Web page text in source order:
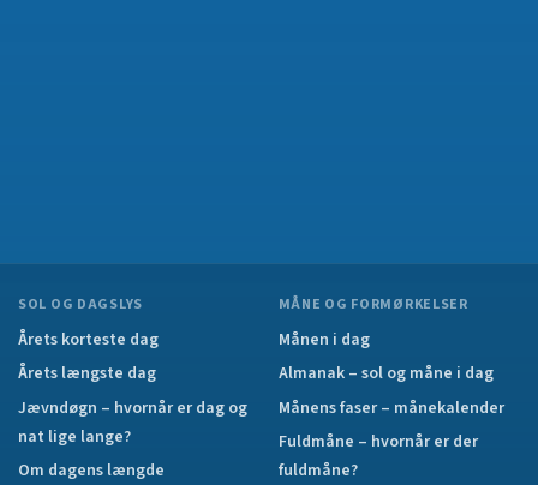
SOL OG DAGSLYS
Årets korteste dag
Årets længste dag
Jævndøgn – hvornår er dag og
nat lige lange?
Om dagens længde
MÅNE OG FORMØRKELSER
Månen i dag
Almanak – sol og måne i dag
Månens faser – månekalender
Fuldmåne – hvornår er der
fuldmåne?